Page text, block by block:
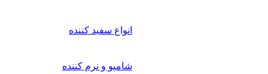
انواع سفید کننده
شامپو و نرم کننده